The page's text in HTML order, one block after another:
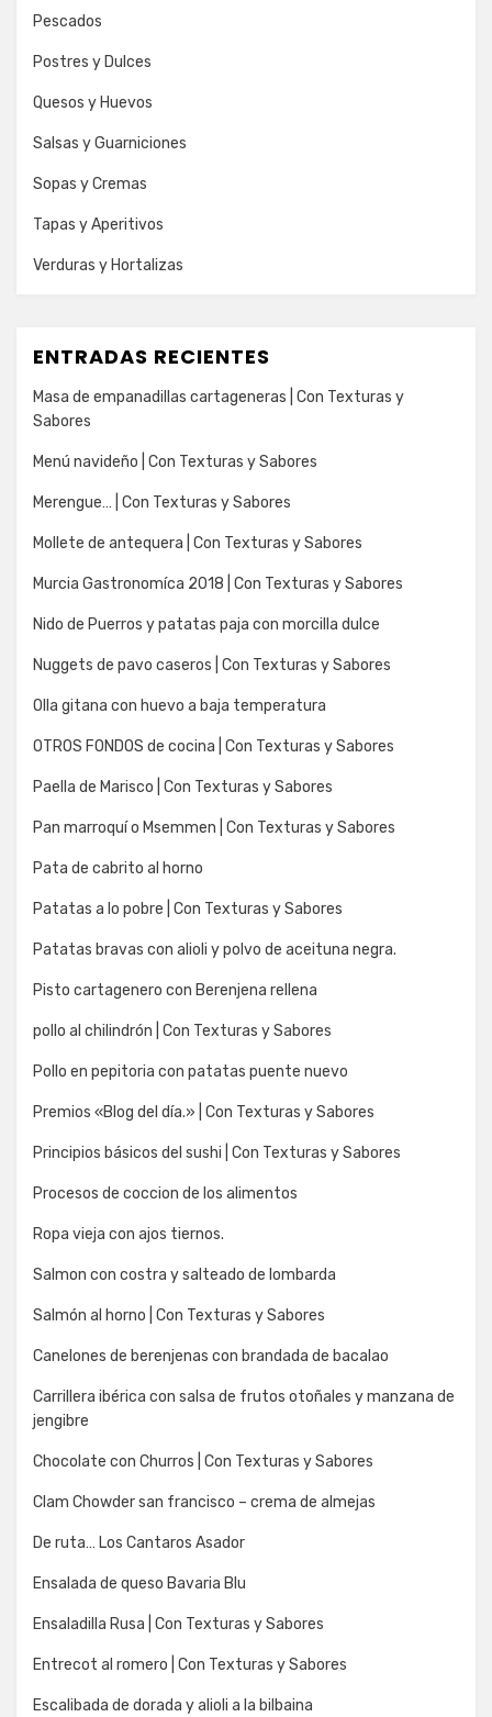
Pescados
Postres y Dulces
Quesos y Huevos
Salsas y Guarniciones
Sopas y Cremas
Tapas y Aperitivos
Verduras y Hortalizas
ENTRADAS RECIENTES
Masa de empanadillas cartageneras | Con Texturas y
Sabores
Menú navideño | Con Texturas y Sabores
Merengue… | Con Texturas y Sabores
Mollete de antequera | Con Texturas y Sabores
Murcia Gastronomíca 2018 | Con Texturas y Sabores
Nido de Puerros y patatas paja con morcilla dulce
Nuggets de pavo caseros | Con Texturas y Sabores
Olla gitana con huevo a baja temperatura
OTROS FONDOS de cocina | Con Texturas y Sabores
Paella de Marisco | Con Texturas y Sabores
Pan marroquí o Msemmen | Con Texturas y Sabores
Pata de cabrito al horno
Patatas a lo pobre | Con Texturas y Sabores
Patatas bravas con alioli y polvo de aceituna negra.
Pisto cartagenero con Berenjena rellena
pollo al chilindrón | Con Texturas y Sabores
Pollo en pepitoria con patatas puente nuevo
Premios «Blog del día.» | Con Texturas y Sabores
Principios básicos del sushi | Con Texturas y Sabores
Procesos de coccion de los alimentos
Ropa vieja con ajos tiernos.
Salmon con costra y salteado de lombarda
Salmón al horno | Con Texturas y Sabores
Canelones de berenjenas con brandada de bacalao
Carrillera ibérica con salsa de frutos otoñales y manzana de
jengibre
Chocolate con Churros | Con Texturas y Sabores
Clam Chowder san francisco – crema de almejas
De ruta… Los Cantaros Asador
Ensalada de queso Bavaria Blu
Ensaladilla Rusa | Con Texturas y Sabores
Entrecot al romero | Con Texturas y Sabores
Escalibada de dorada y alioli a la bilbaina